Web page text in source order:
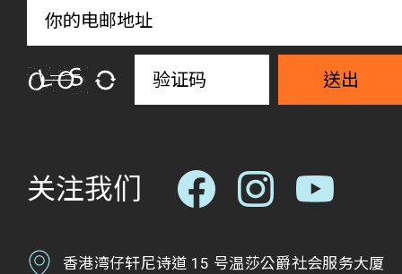
送出
关注我们
香港湾仔轩尼诗道 15 号温莎公爵社会服务大厦